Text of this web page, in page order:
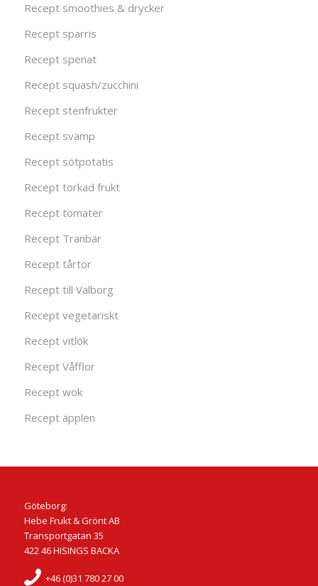
Recept smoothies & drycker
Recept sparris
Recept spenat
Recept squash/zucchini
Recept stenfrukter
Recept svamp
Recept sötpotatis
Recept torkad frukt
Recept tomater
Recept Tranbär
Recept tårtor
Recept till Valborg
Recept vegetariskt
Recept vitlök
Recept Våfflor
Recept wok
Recept äpplen
Göteborg:
Hebe Frukt & Grönt AB
Transportgatan 35
422 46 HISINGS BACKA
+46 (0)31 780 27 00